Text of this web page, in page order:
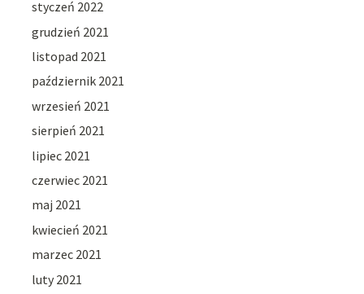
styczeń 2022
grudzień 2021
listopad 2021
październik 2021
wrzesień 2021
sierpień 2021
lipiec 2021
czerwiec 2021
maj 2021
kwiecień 2021
marzec 2021
luty 2021